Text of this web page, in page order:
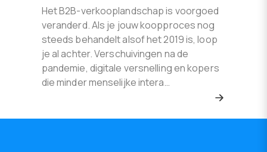
Het B2B-verkooplandschap is voorgoed
veranderd. Als je jouw koopproces nog
steeds behandelt alsof het 2019 is, loop
je al achter. Verschuivingen na de
pandemie, digitale versnelling en kopers
die minder menselijke intera…